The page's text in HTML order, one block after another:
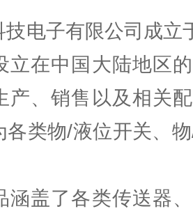
技电子有限公司成
立在中国大陆地区
产、销售以及相关
各类物/液位开关、
涵盖了各类传送器